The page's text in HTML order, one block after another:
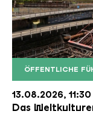
ÖFFENTLICHE
Der
Copyright:
13.08.2026,
Das